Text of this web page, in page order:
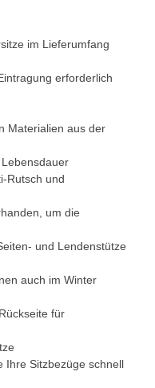
im Lieferumfang
erforderlich
Materialien aus der
Rutsch und
um die
und Lendenstütze
auch im Winter
für
Ihre Sitzbezüge schnell